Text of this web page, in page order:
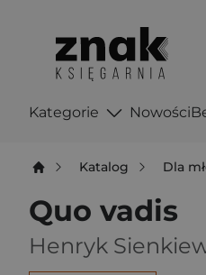
Kategorie Nowości
Katalog Dla
Quo vadis
Henryk